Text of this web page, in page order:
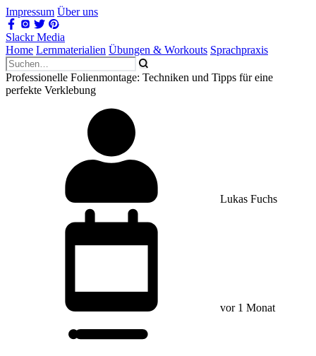
Impressum Über uns
Slackr Media
Home Lernmaterialien Übungen & Workouts Sprachpraxis
Professionelle Folienmontage: Techniken und Tipps für eine
perfekte Verklebung
Lukas Fuchs
vor 1 Monat